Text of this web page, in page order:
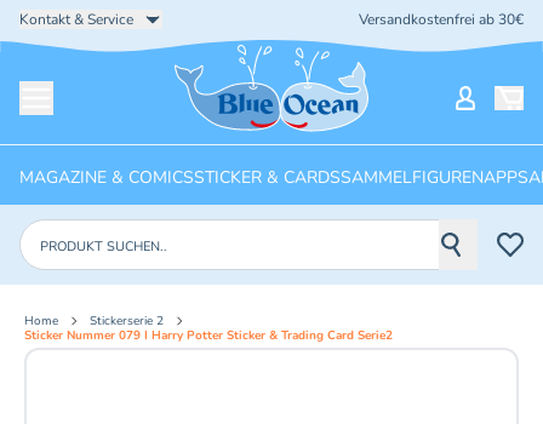
Kontakt & Service Versandkostenfrei ab 30€
Startseite
MAGAZINE & COMICSSTICKER & CARDSSAMMELFIGURENAPPS
Produkte suchen
Home
Stickerserie 2
Sticker Nummer 079 I Harry Potter Sticker & Trading Card Serie2